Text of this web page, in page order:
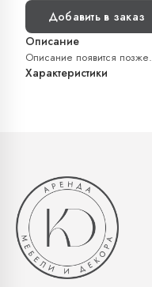
Добавить в заказ
Описание
Описание появится позже.
Характеристики